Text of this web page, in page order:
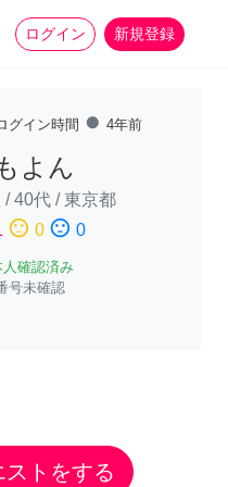
ログイン 新規登録
家事 more_horiz
グイン時間 fiber_manual_record 4年前
よん
/40代 /東京都
sentiment_neutral 0 sentiment_dissatisfied 0
人確認済み
号未確認
トをする